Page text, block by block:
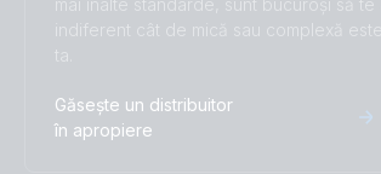
mai înalte standarde, sunt bucuroși să te
indiferent cât de mică sau complexă
ta.
Găsește un distribuitor
în apropiere